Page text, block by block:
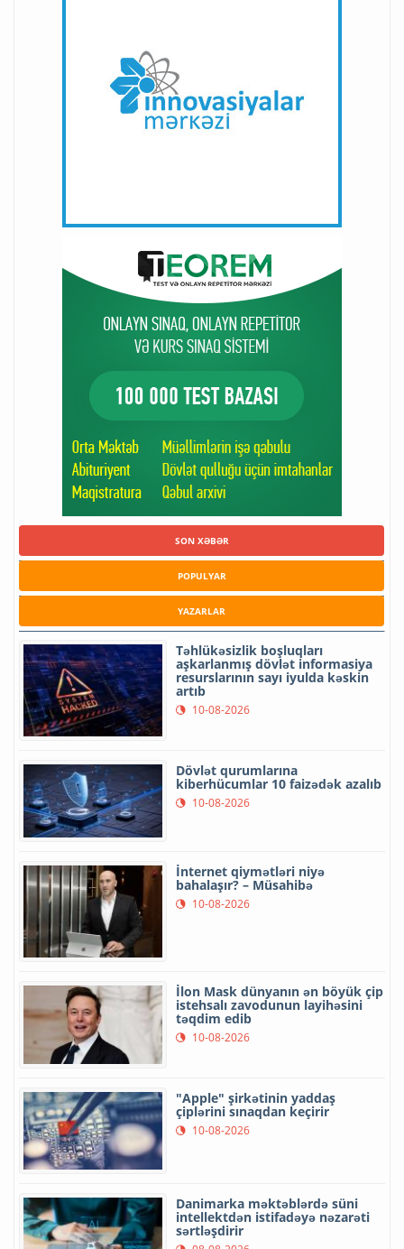
SON XƏBƏR
POPULYAR
YAZARLAR
Təhlükəsizlik boşluqları
aşkarlanmış dövlət informasiya
resurslarının sayı iyulda kəskin
artıb
10-08-2026
Dövlət qurumlarına
kiberhücumlar 10 faizədək azalıb
10-08-2026
İnternet qiymətləri niyə
bahalaşır? – Müsahibə
10-08-2026
İlon Mask dünyanın ən böyük çip
istehsalı zavodunun layihəsini
təqdim edib
10-08-2026
"Apple" şirkətinin yaddaş
çiplərini sınaqdan keçirir
10-08-2026
Danimarka məktəblərdə süni
intellektdən istifadəyə nəzarəti
sərtləşdirir